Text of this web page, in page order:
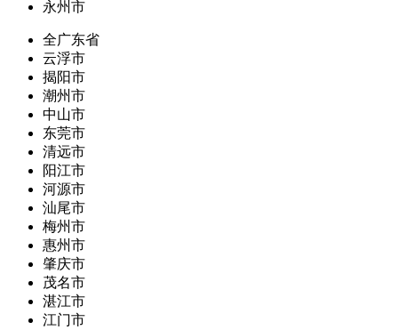
永州市
全广东省
云浮市
揭阳市
潮州市
中山市
东莞市
清远市
阳江市
河源市
汕尾市
梅州市
惠州市
肇庆市
茂名市
湛江市
江门市